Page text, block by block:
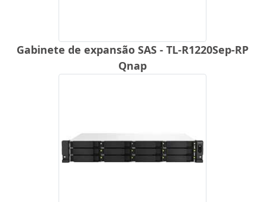
Gabinete de expansão SAS - TL-R1220Sep-RP
Qnap